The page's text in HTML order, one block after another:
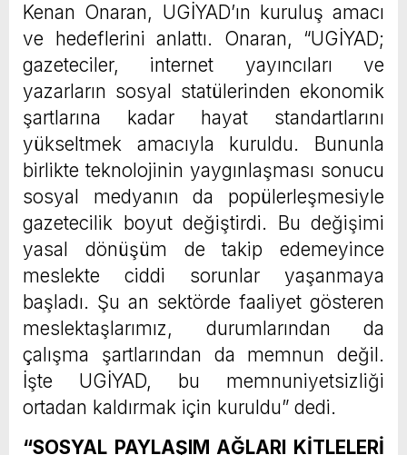
Kenan Onaran, UGİYAD’ın kuruluş amacı
ve hedeflerini anlattı. Onaran, “UGİYAD;
gazeteciler, internet yayıncıları ve
yazarların sosyal statülerinden ekonomik
şartlarına kadar hayat standartlarını
yükseltmek amacıyla kuruldu. Bununla
birlikte teknolojinin yaygınlaşması sonucu
sosyal medyanın da popülerleşmesiyle
gazetecilik boyut değiştirdi. Bu değişimi
yasal dönüşüm de takip edemeyince
meslekte ciddi sorunlar yaşanmaya
başladı. Şu an sektörde faaliyet gösteren
meslektaşlarımız, durumlarından da
çalışma şartlarından da memnun değil.
İşte UGİYAD, bu memnuniyetsizliği
ortadan kaldırmak için kuruldu” dedi.
“SOSYAL PAYLAŞIM AĞLARI KİTLELERİ